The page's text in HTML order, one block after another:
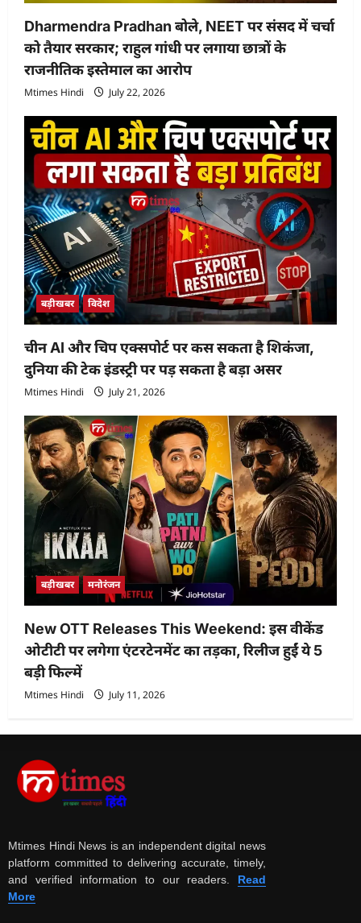
Dharmendra Pradhan बोले, NEET पर संसद में चर्चा
को तैयार सरकार; राहुल गांधी पर लगाया छात्रों के
राजनीतिक इस्तेमाल का आरोप
Mtimes Hindi July 22, 2026
बड़ीखबर विदेश
चीन AI और चिप एक्सपोर्ट पर कस सकता है शिकंजा,
दुनिया की टेक इंडस्ट्री पर पड़ सकता है बड़ा असर
Mtimes Hindi July 21, 2026
बड़ीखबर मनोरंजन
New OTT Releases This Weekend: इस वीकेंड
ओटीटी पर लगेगा एंटरटेनमेंट का तड़का, रिलीज हुईं ये 5
बड़ी फिल्में
Mtimes Hindi July 11, 2026
Mtimes Hindi News is an independent digital news
platform committed to delivering accurate, timely,
and verified information to our readers. Read
More